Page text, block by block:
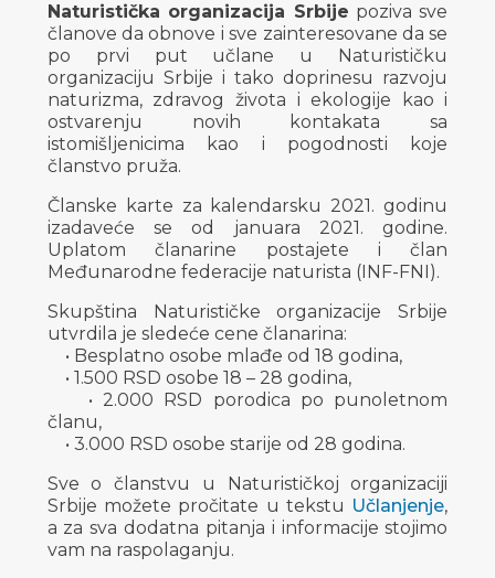
Naturistička organizacija Srbije poziva sve
članove da obnove i sve zainteresovane da se
po prvi put učlane u Naturističku
organizaciju Srbije i tako doprinesu razvoju
naturizma, zdravog života i ekologije kao i
ostvarenju novih kontakata sa
istomišljenicima kao i pogodnosti koje
članstvo pruža.
Članske karte za kalendarsku 2021. godinu
izadaveće se od januara 2021. godine.
Uplatom članarine postajete i član
Međunarodne federacije naturista (INF-FNI).
Skupština Naturističke organizacije Srbije
utvrdila je sledeće cene članarina:
• Besplatno osobe mlađe od 18 godina,
• 1.500 RSD osobe 18 – 28 godina,
• 2.000 RSD porodica po punoletnom
članu,
• 3.000 RSD osobe starije od 28 godina.
Sve o članstvu u Naturističkoj organizaciji
Srbije možete pročitate u tekstu Učlanjenje,
a za sva dodatna pitanja i informacije stojimo
vam na raspolaganju.